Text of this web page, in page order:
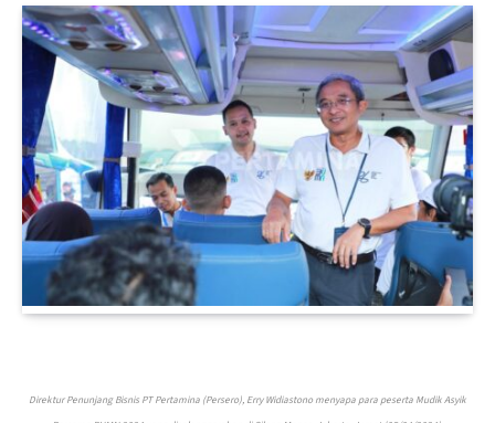
Direktur Penunjang Bisnis PT Pertamina (Persero), Erry Widiastono menyapa para peserta Mudik Asyik